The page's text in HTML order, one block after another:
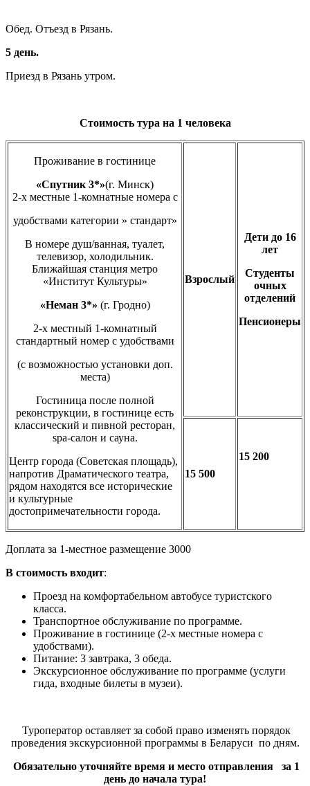
Обед. Отъезд в Рязань.
5 день.
Приезд в Рязань утром.
Стоимость тура на 1 человека
Проживание в гостинице
«Спутник 3*»(г. Минск)
2-х местные 1-комнатные номера с
удобствами категории » стандарт»
В номере душ/ванная, туалет,
телевизор, холодильник.
Ближайшая станция метро
«Институт Культуры»
«Неман 3*» (г. Гродно)
2-х местный 1-комнатный
стандартный номер с удобствами
(с возможностью установки доп.
места)
Гостиница после полной
реконструкции, в гостинице есть
классический и пивной ресторан,
spa-салон и сауна.
Центр города (Советская площадь),
напротив Драматического театра,
рядом находятся все исторические
и культурные
достопримечательности города.
Взрослый
Дети до 16
лет
Студенты
очных
отделений
Пенсионеры
15 500
15 200
Доплата за 1-местное размещение 3000
В стоимость входит:
Проезд на комфортабельном автобусе туристского
класса.
Транспортное обслуживание по программе.
Проживание в гостинице (2-х местные номера с
удобствами).
Питание: 3 завтрака, 3 обеда.
Экскурсионное обслуживание по программе (услуги
гида, входные билеты в музеи).
Туроператор оставляет за собой право изменять порядок
проведения экскурсионной программы в Беларуси по дням.
Обязательно уточняйте время и место отправления за 1
день до начала тура!